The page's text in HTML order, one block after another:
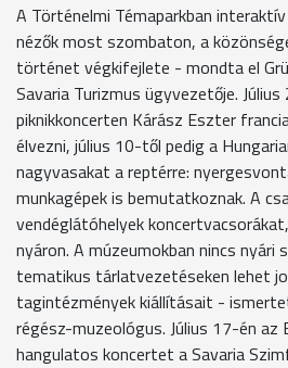
A Történelmi Témaparkban
nézők most szombaton, a
történet végkifejlete - mondta el
Savaria Turizmus ügyvezetője.
piknikkoncerten Kárász Eszter
élvezni, július 10-től pedig a
nagyvasakat a reptérre:
munkagépek is bemutatkoznak. A
vendéglátóhelyek
nyáron. A múzeumokban nincs
tematikus tárlatvezetéseken lehet
tagintézmények kiállításait -
régész-muzeológus. Július 17-én az
hangulatos koncertet a Savaria